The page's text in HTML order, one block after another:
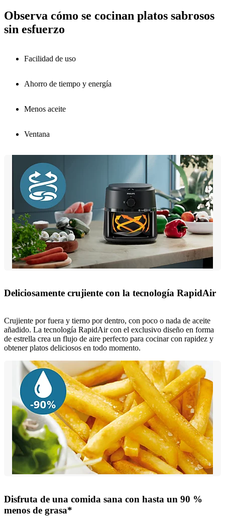
Observa cómo se cocinan platos sabrosos
sin esfuerzo
Facilidad de uso
Ahorro de tiempo y energía
Menos aceite
Ventana
Deliciosamente crujiente con la tecnología RapidAir
Crujiente por fuera y tierno por dentro, con poco o nada de aceite
añadido. La tecnología RapidAir con el exclusivo diseño en forma
de estrella crea un flujo de aire perfecto para cocinar con rapidez y
obtener platos deliciosos en todo momento.
Disfruta de una comida sana con hasta un 90 %
menos de grasa*